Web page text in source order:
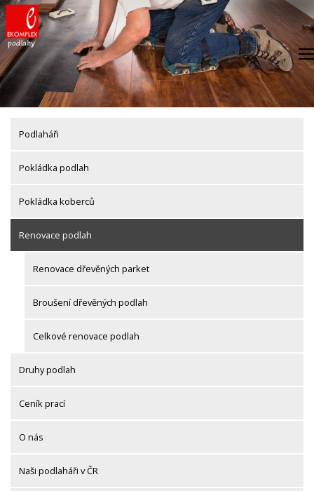
Skip
to
content
Podlaháři
Pokládka podlah
Pokládka koberců
Renovace podlah
Renovace dřevěných parket
Broušení dřevěných podlah
Celkové renovace podlah
Druhy podlah
Ceník prací
O nás
Naši podlaháři v ČR